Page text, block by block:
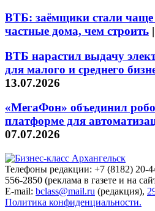
ВТБ: заёмщики стали чаще
частные дома, чем строить |
ВТБ нарастил выдачу
для малого и среднего
13.07.2026
«МегаФон» объединил
платформе для
07.07.2026
Телефоны редакции: +7 (8182) 20-
556-2850 (реклама в газете и на
E-mail: bclass@mail.ru (редакция),
Политика конфиденциальности.